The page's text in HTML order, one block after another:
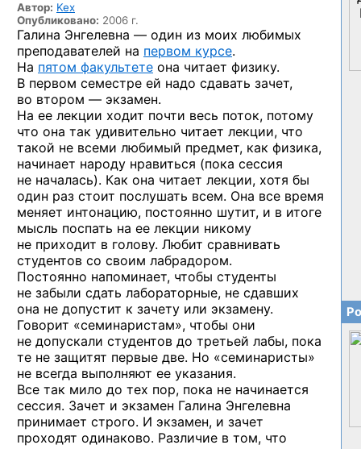
Автор: Kex
Опубликовано: 2006 г.
Галина Энгелевна — один из моих любимых
преподавателей на первом курсе.
На пятом факультете она читает физику.
В первом семестре ей надо сдавать зачет,
во втором — экзамен.
На ее лекции ходит почти весь поток, потому
что она так удивительно читает лекции, что
такой не всеми любимый предмет, как физика,
начинает народу нравиться (пока сессия
не началась). Как она читает лекции, хотя бы
один раз стоит послушать всем. Она все время
меняет интонацию, постоянно шутит, и в итоге
мысль поспать на ее лекции никому
не приходит в голову. Любит сравнивать
студентов со своим лабрадором.
Постоянно напоминает, чтобы студенты
не забыли сдать лабораторные, не сдавших
она не допустит к зачету или экзамену.
Говорит «семинаристам», чтобы они
не допускали студентов до третьей лабы, пока
те не защитят первые две. Но «семинаристы»
не всегда выполняют ее указания.
Все так мило до тех пор, пока не начинается
сессия. Зачет и экзамен Галина Энгелевна
принимает строго. И экзамен, и зачет
проходят одинаково. Различие в том, что